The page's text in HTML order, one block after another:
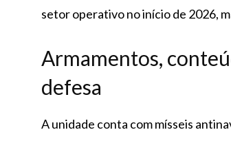
setor operativo no início de 2026,
Armamentos,
defesa
A unidade conta com mísseis